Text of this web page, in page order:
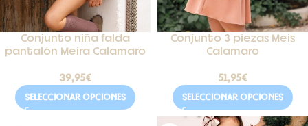
Conjunto niña falda
pantalón Meira Calamaro
39,95€
SELECCIONAR OPCIONES
Conjunto 3 piezas Meis
Calamaro
51,95€
SELECCIONAR OPCIONES